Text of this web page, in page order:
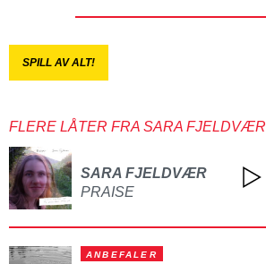
SPILL AV ALT!
FLERE LÅTER FRA SARA FJELDVÆR
SARA FJELDVÆR
PRAISE
ANBEFALER